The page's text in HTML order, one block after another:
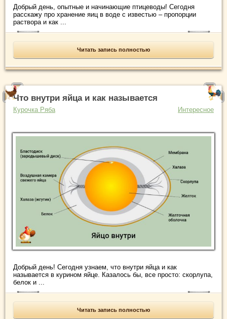
Добрый день, опытные и начинающие птицеводы! Сегодня
расскажу про хранение яиц в воде с известью – пропорции
раствора и как ...
Читать запись полностью
Что внутри яйца и как называется
Курочка Ряба Интересное
Добрый день! Сегодня узнаем, что внутри яйца и как
называется в курином яйце. Казалось бы, все просто: скорлупа,
белок и ...
Читать запись полностью